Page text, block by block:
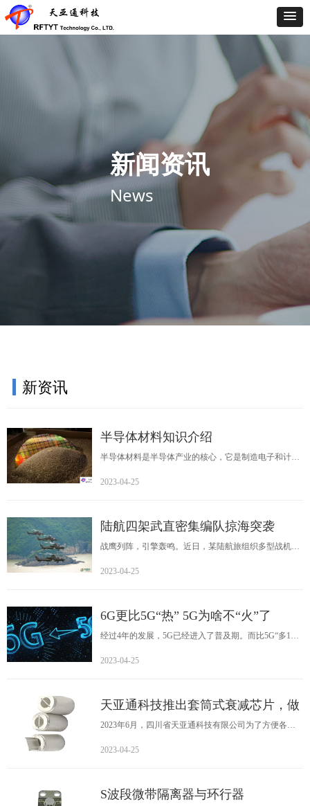
新资讯
半导体材料知识介绍
半导体材料是半导体产业的核心，它是制造电子和计算
有不同的特性和用途。本文将介绍现代半导体产业中常
2023-04-25
陆航四架武直密集编队掠海突袭
战鹰列阵，引擎轰鸣。近日，某陆航旅组织多型战机开
防。
2023-04-25
6G更比5G“热” 5G为啥不“火”了
经过4年的发展，5G已经进入了普及期。而比5G“多1个
反而更比5G还火了。
2023-04-25
天亚通科技推出套筒式衰减芯片，做
同轴衰减器的厂家有福了！
2023年6月，四川省天亚通科技有限公司为了方便各个
片。这种圆管式衰减片属于“微波衰减片"（旋置微带衰
2023-04-25
S波段微带隔离器与环行器
新闻资讯
News